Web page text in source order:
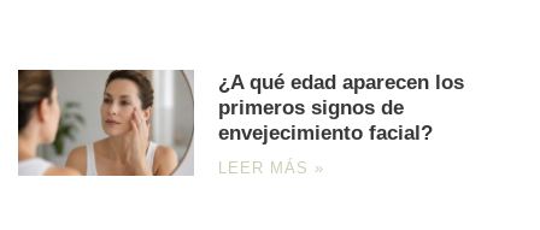
¿A qué edad aparecen los
primeros signos de
envejecimiento facial?
LEER MÁS »